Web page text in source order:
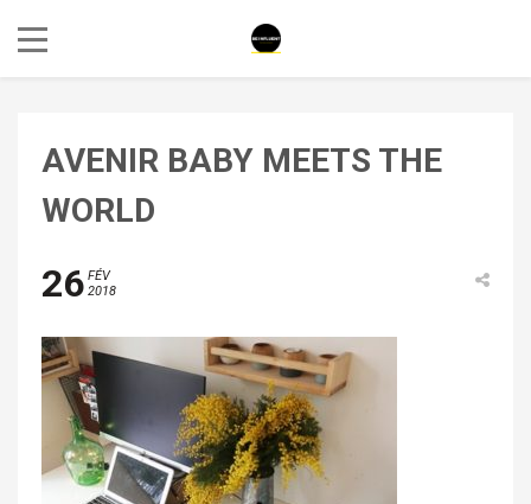
AVENIR BABY MEETS THE
WORLD
26 FÉV
2018